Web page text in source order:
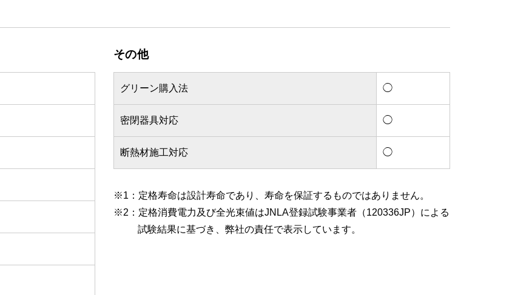
その他
グリーン購入法 ◯
密閉器具対応 ◯
断熱材施工対応 ◯
※1：定格寿命は設計寿命であり、寿命を保証するものではありません。
※2：定格消費電力及び全光束値はJNLA登録試験事業者（120336JP）による
試験結果に基づき、弊社の責任で表示しています。